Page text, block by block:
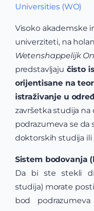
Universities (WO)
Visoko akademske
univerziteti, na
Wetenshappelijk
predstavljaju čisto
orijentisane na
istraživanje u
završetka studija
podrazumeva se da
doktorskih studija ili
Sistem bodovanja
Da bi ste stekli
studija) morate
bod